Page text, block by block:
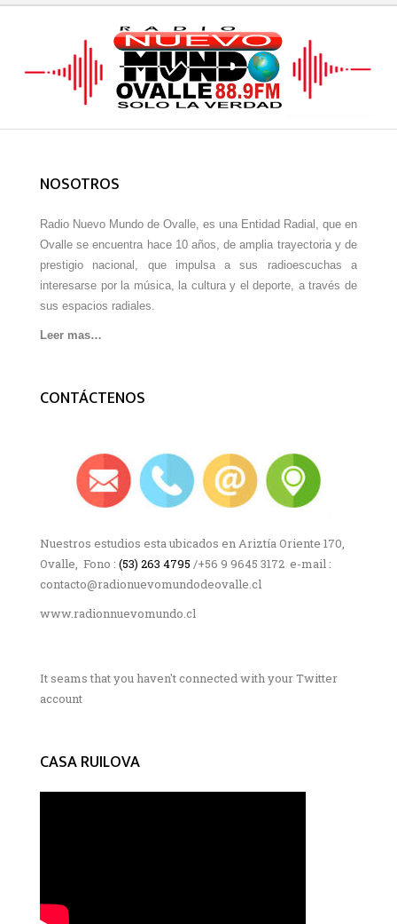
NOSOTROS
Radio Nuevo Mundo de Ovalle, es una Entidad Radial, que en
Ovalle se encuentra hace 10 años, de amplia trayectoria y de
prestigio nacional, que impulsa a sus radioescuchas a
interesarse por la música, la cultura y el deporte, a través de
sus espacios radiales.
Leer mas…
CONTÁCTENOS
Nuestros estudios esta ubicados en Ariztía Oriente 170,
Ovalle, Fono : (53) 263 4795 /+56 9 9645 3172 e-mail :
contacto@radionuevomundodeovalle.cl
www.radionnuevomundo.cl
It seams that you haven't connected with your Twitter
account
CASA RUILOVA